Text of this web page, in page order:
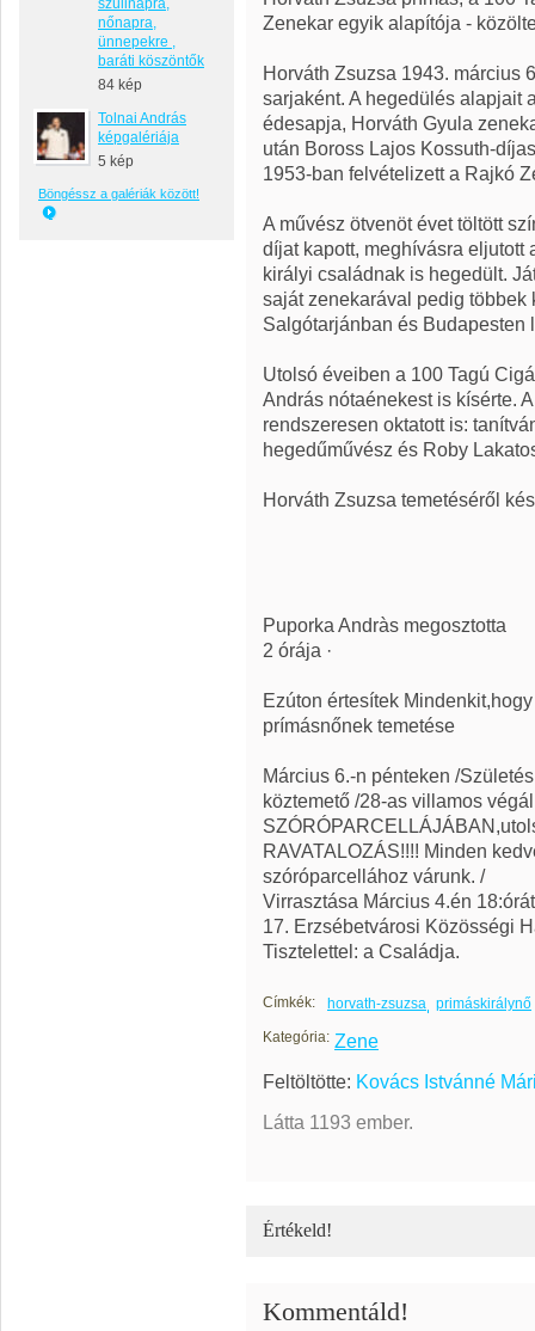
szülinapra,
nőnapra,
ünnepekre ,
baráti köszöntők
84 kép
Tolnai András
képgalériája
5 kép
Böngéssz a galériák között!
Zenekar egyik alapítója -
Horváth Zsuzsa 1943. március
sarjaként. A hegedülés alapjait
édesapja, Horváth Gyula
után Boross Lajos Kossuth-
1953-ban felvételizett a Rajkó
A művész ötvenöt évet töltött
díjat kapott, meghívásra eljutott
királyi családnak is hegedült.
saját zenekarával pedig többek
Salgótarjánban és Budapesten
Utolsó éveiben a 100 Tagú
András nótaénekest is kísérte.
rendszeresen oktatott is:
hegedűművész és Roby
Horváth Zsuzsa temetéséről
Puporka Andràs megosztotta
2 órája ·
Ezúton értesítek
prímásnőnek temetése
Március 6.-n pénteken /
köztemető /28-as villamos
RAVATALOZÁS!!!! Minden
szóróparcellához várunk. /
Virrasztása Március 4.én
17. Erzsébetvárosi Közösségi
Tisztelettel: a Családja.
Címkék: horvath-zsuzsa primáskirálynő
Kategória: Zene
Feltöltötte: Kovács Istvánné
Látta 1193 ember.
Értékeld!
Kommentáld!